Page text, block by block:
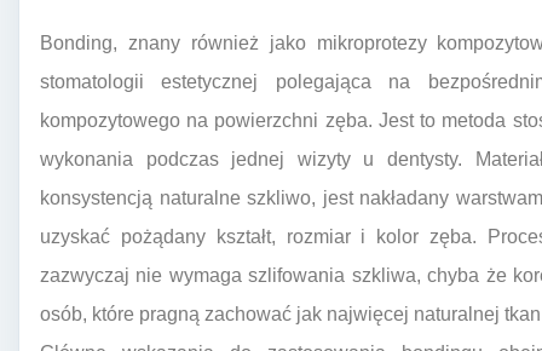
Bonding, znany również jako mikroprotezy
stomatologii estetycznej polegająca na
kompozytowego na powierzchni zęba. Jest to metoda
wykonania podczas jednej wizyty u dentysty.
konsystencją naturalne szkliwo, jest nakładany
uzyskać pożądany kształt, rozmiar i kolor zęba.
zazwyczaj nie wymaga szlifowania szkliwa, chyba że
osób, które pragną zachować jak najwięcej naturalnej